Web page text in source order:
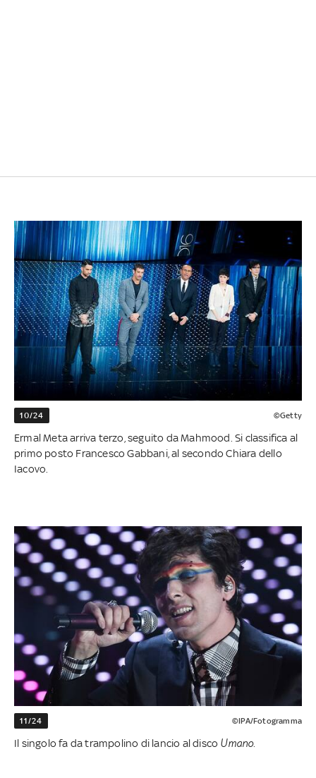
10/24 ©Getty
Ermal Meta arriva terzo, seguito da Mahmood. Si classifica al
primo posto Francesco Gabbani, al secondo Chiara dello
Iacovo.
11/24 ©IPA/Fotogramma
Il singolo fa da trampolino di lancio al disco Umano.